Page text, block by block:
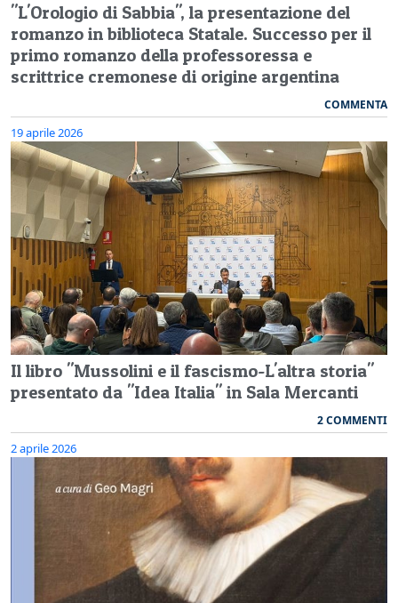
"L'Orologio di Sabbia", la presentazione del
romanzo in biblioteca Statale. Successo per il
primo romanzo della professoressa e
scrittrice cremonese di origine argentina
COMMENTA
19 aprile 2026
Il libro "Mussolini e il fascismo-L'altra storia"
presentato da "Idea Italia" in Sala Mercanti
2 COMMENTI
2 aprile 2026